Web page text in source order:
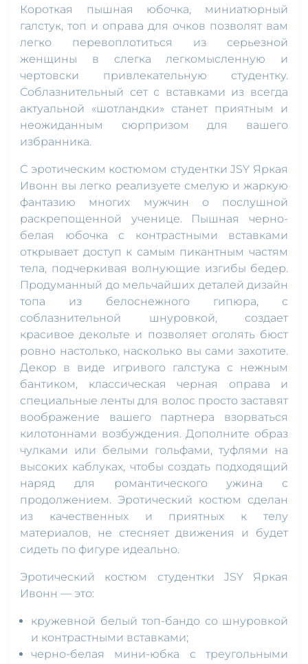
Короткая пышная юбочка, миниатюрный
галстук, топ и оправа для очков позволят вам
легко перевоплотиться из серьезной
женщины в слегка легкомысленную и
чертовски привлекательную студентку.
Соблазнительный сет с вставками из всегда
актуальной «шотландки» станет приятным и
неожиданным сюрпризом для вашего
избранника.
С эротическим костюмом студентки JSY Яркая
Ивонн вы легко реализуете смелую и жаркую
фантазию многих мужчин о послушной
раскрепощенной ученице. Пышная черно-
белая юбочка с контрастными вставками
открывает доступ к самым пикантным частям
тела, подчеркивая волнующие изгибы бедер.
Продуманный до мельчайших деталей дизайн
топа из белоснежного гипюра, с
соблазнительной шнуровкой, создает
красивое декольте и позволяет оголять бюст
ровно настолько, насколько вы сами захотите.
Декор в виде игривого галстука с нежным
бантиком, классическая черная оправа и
специальные ленты для волос просто заставят
воображение вашего партнера взорваться
килотоннами возбуждения. Дополните образ
чулками или белыми гольфами, туфлями на
высоких каблуках, чтобы создать подходящий
наряд для романтического ужина с
продолжением. Эротический костюм сделан
из качественных и приятных к телу
материалов, не стесняет движения и будет
сидеть по фигуре идеально.
Эротический костюм студентки JSY Яркая
Ивонн — это:
кружевной белый топ-бандо со шнуровкой
и контрастными вставками;
черно-белая мини-юбка с треугольными